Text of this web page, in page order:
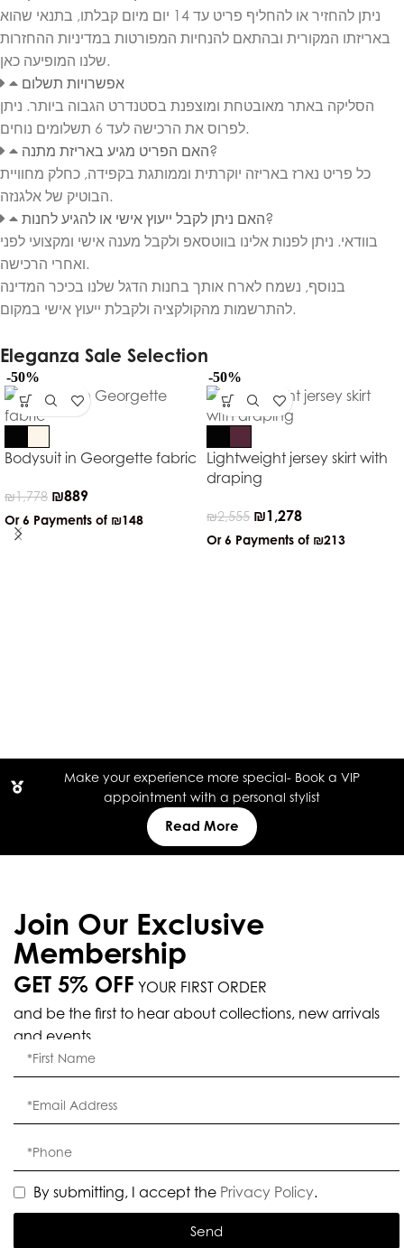
ניתן להחזיר או להחליף פריט עד 14 יום מיום קבלתו, בתנאי שהוא
באריזתו המקורית ובהתאם להנחיות המפורטות במדיניות ההחזרות
שלנו המופיעה כאן.
אפשרויות תשלום
הסליקה באתר מאובטחת ומוצפנת בסטנדרט הגבוה ביותר. ניתן
לפרוס את הרכישה לעד 6 תשלומים נוחים.
האם הפריט מגיע באריזת מתנה?
כל פריט נארז באריזה יוקרתית וממותגת בקפידה, כחלק מחוויית
הבוטיק של אלגנזה.
האם ניתן לקבל ייעוץ אישי או להגיע לחנות?
בוודאי. ניתן לפנות אלינו בווטסאפ ולקבל מענה אישי ומקצועי לפני
ואחרי הרכישה.
בנוסף, נשמח לארח אותך בחנות הדגל שלנו בכיכר המדינה
להתרשמות מהקולקציה ולקבלת ייעוץ אישי במקום.
Eleganza Sale Selection
-50%
Bodysuit in Georgette fabric
₪1,778 ₪889
Or 6 Payments of ₪148
-50%
Lightweight jersey skirt with
draping
₪2,555 ₪1,278
Or 6 Payments of ₪213
Make your experience more special- Book a VIP
appointment with a personal stylist
Read More
Join Our Exclusive
Membership
GET 5% OFF YOUR FIRST ORDER
and be the first to hear about collections, new arrivals
and events.
By submitting, I accept the Privacy Policy.
Send